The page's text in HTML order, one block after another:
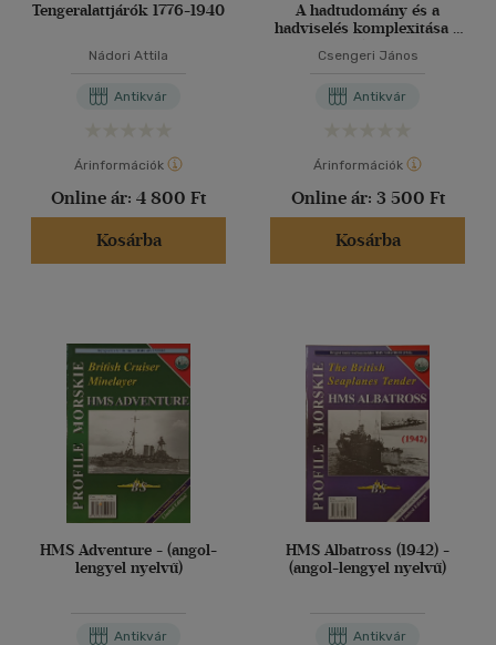
Tengeralattjárók 1776-1940
Nádori Attila
Antikvár
Árinformációk
Online ár: 4 800 Ft
Kosárba
A hadtudomány és a
hadviselés komplexitása a
Csengeri János
Antikvár
Árinformációk
Online ár: 3 500 Ft
Kosárba
HMS Adventure - (angol-
lengyel nyelvű)
Antikvár
HMS Albatross (1942) -
(angol-lengyel nyelvű)
Antikvár